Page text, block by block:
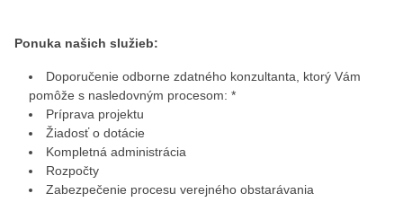
Ponuka našich služieb:
Doporučenie odborne zdatného konzultanta, ktorý Vám
pomôže s nasledovným procesom: *
Príprava projektu
Žiadosť o dotácie
Kompletná administrácia
Rozpočty
Zabezpečenie procesu verejného obstarávania